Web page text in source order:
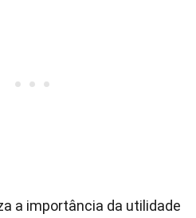
a importância da utilidade